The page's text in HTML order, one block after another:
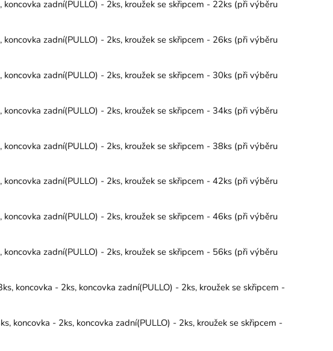
zadní(PULLO) - 2ks, kroužek se skřipcem - 22ks (při výběru
zadní(PULLO) - 2ks, kroužek se skřipcem - 26ks (při výběru
zadní(PULLO) - 2ks, kroužek se skřipcem - 30ks (při výběru
zadní(PULLO) - 2ks, kroužek se skřipcem - 34ks (při výběru
zadní(PULLO) - 2ks, kroužek se skřipcem - 38ks (při výběru
zadní(PULLO) - 2ks, kroužek se skřipcem - 42ks (při výběru
zadní(PULLO) - 2ks, kroužek se skřipcem - 46ks (při výběru
zadní(PULLO) - 2ks, kroužek se skřipcem - 56ks (při výběru
- 2ks, koncovka zadní(PULLO) - 2ks, kroužek se skřipcem -
- 2ks, koncovka zadní(PULLO) - 2ks, kroužek se skřipcem -